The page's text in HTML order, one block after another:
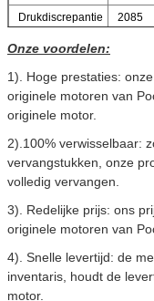
Drukdiscrepantie
10MPa torsie (N.
m)
2085
Geschatte torsie
(N. m)
5212
(MPa)
Maximum druk
(MPa)
40
Geschatte
snelheid (r/min)
55
(r/min)
Onze voordelen:
1). Hoge prestaties:
originele motoren van
originele motor.
2).100% verwisselbaar:
vervangstukken, onze
volledig vervangen.
3). Redelijke prijs: ons
originele motoren van
4). Snelle levertijd: de
inventaris, houdt de
motor.